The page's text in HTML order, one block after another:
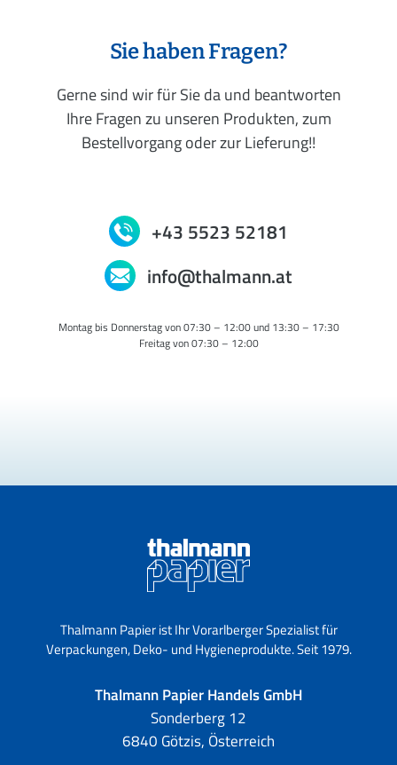
Sie haben Fragen?
Gerne sind wir für Sie da und beantworten
Ihre Fragen zu unseren Produkten, zum
Bestellvorgang oder zur Lieferung!!
+43 5523 52181
info@thalmann.at
Montag bis Donnerstag von 07:30 – 12:00 und 13:30 – 17:30
Freitag von 07:30 – 12:00
Thalmann Papier ist Ihr Vorarlberger Spezialist für
Verpackungen, Deko- und Hygieneprodukte. Seit 1979.
Thalmann Papier Handels GmbH
Sonderberg 12
6840 Götzis, Österreich